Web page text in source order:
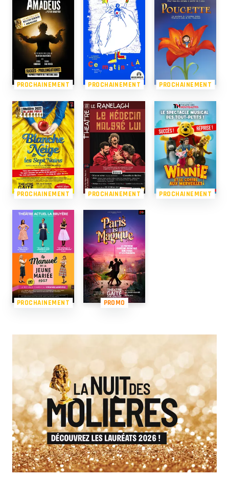
PROCHAINEMENT PROCHAINEMENT PROCHAINEMENT
PROCHAINEMENT PROCHAINEMENT PROCHAINEMENT
PROCHAINEMENT PROMO